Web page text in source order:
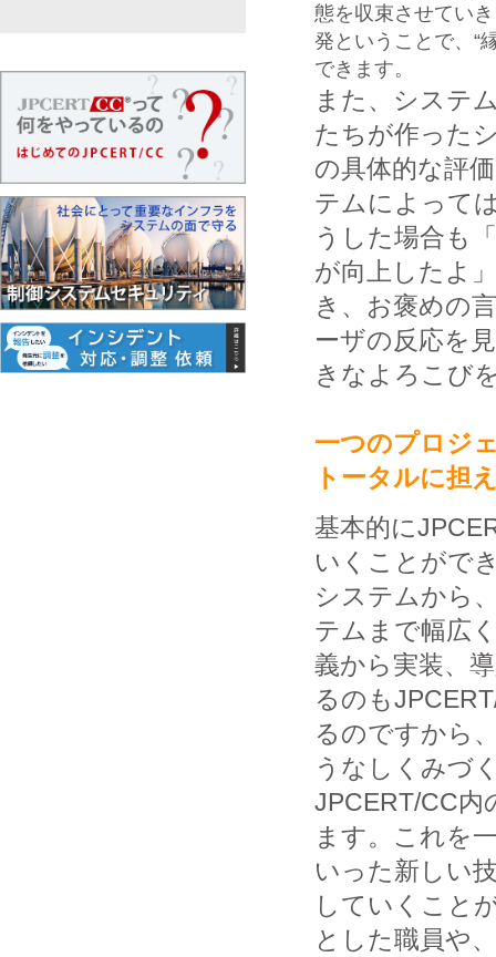
態を収束させてい
発ということで、“
できます。
また、システ
たちが作った
の具体的な評
テムによって
うした場合も
が向上したよ
き、お褒めの
ーザの反応を
きなよろこび
一つのプロジ
トータルに担
基本的に
いくことがで
システムから
テムまで幅広
義から実装、
るのも
るのですから
うなしくみづ
JPCERT/CC内
ます。これを
いった新しい
していくこと
とした職員や